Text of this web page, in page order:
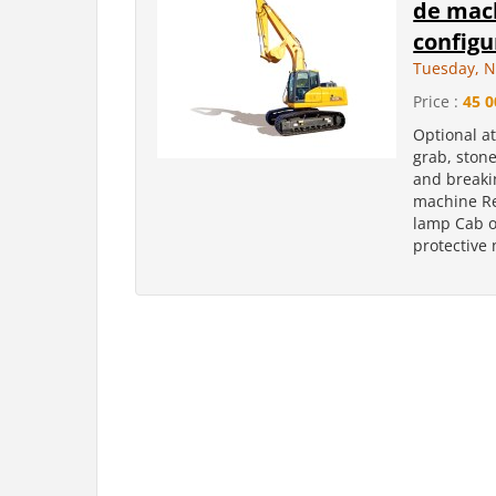
de
Tuesday,
Price :45
Optional
grab,
and
machine
lamp Cab
protective